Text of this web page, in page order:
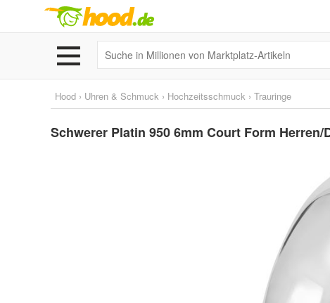
Hood › Uhren & Schmuck › Hochzeitsschmuck › Trauringe
Schwerer Platin 950 6mm Court Form